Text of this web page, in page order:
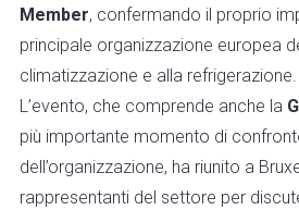
Member, confermando il proprio
principale organizzazione europea
climatizzazione e alla refrigerazione.
L’evento, che comprende anche la
più importante momento di
dell’organizzazione, ha riunito a
rappresentanti del settore per